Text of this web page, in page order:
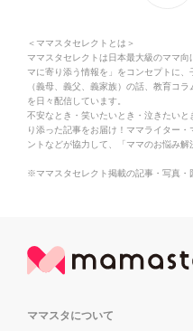
＜ママスタセレクトとは＞
ママスタセレクトは日本最大級のママ
マに寄り添う情報を」をコンセプトに
（義母、義父、義家族）の話、教育コ
を日々配信しています。
不安なとき・笑いたいとき・泣きたい
り添った記事をお届け！ママライター
ントなどが協力して、「ママのお悩み解
※ママスタセレクト掲載の記事・写真・
ママスタについて